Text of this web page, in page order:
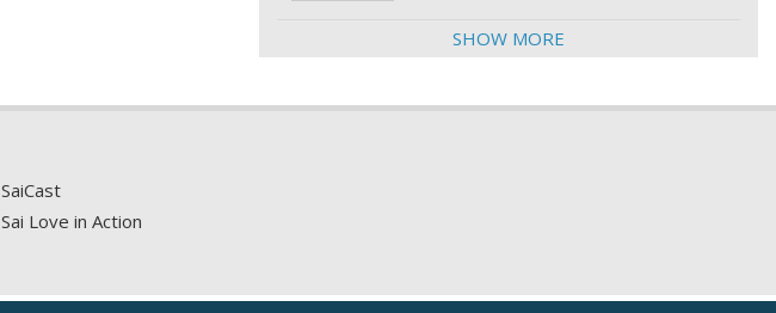
SHOW MORE
SaiCast
Sai Love in Action